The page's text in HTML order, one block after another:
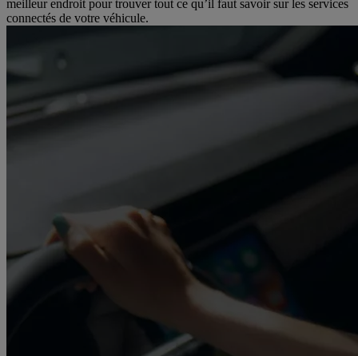
meilleur endroit pour trouver tout ce qu’il faut savoir sur les services
connectés de votre véhicule.